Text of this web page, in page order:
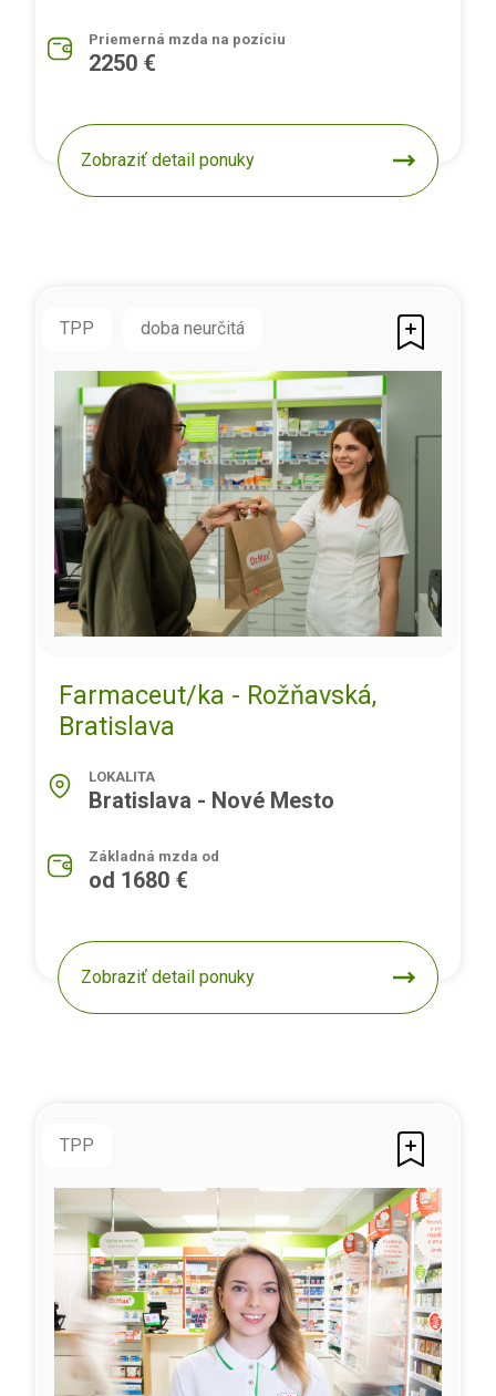
Priemerná mzda na pozíciu
2250 €
Zobraziť detail ponuky
TPP doba neurčitá
Farmaceut/ka - Rožňavská,
Bratislava
LOKALITA
Bratislava - Nové Mesto
Základná mzda od
od 1680 €
Zobraziť detail ponuky
TPP